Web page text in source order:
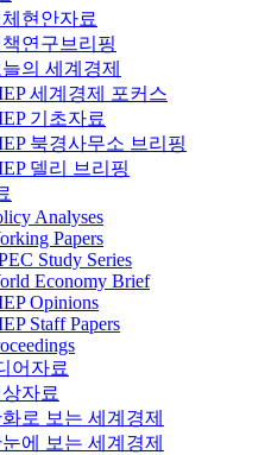
현안자료
연구브리핑
늘의 세계경제
세계경제 포커스
기초자료
북경사무소 브리핑
델리 브리핑
Analyses
Papers
Study Series
Economy Brief
Opinions
Staff Papers
어자료
자료
로 보는 세계경제
에 보는 세계경제